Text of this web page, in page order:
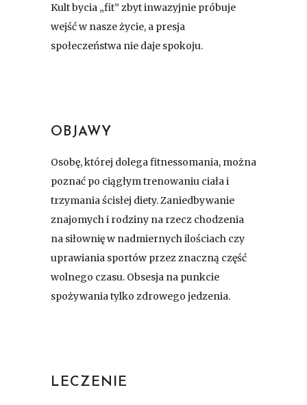
Kult bycia „fit” zbyt inwazyjnie próbuje
wejść w nasze życie, a presja
społeczeństwa nie daje spokoju.
OBJAWY
Osobę, której dolega fitnessomania, można
poznać po ciągłym trenowaniu ciała i
trzymania ścisłej diety. Zaniedbywanie
znajomych i rodziny na rzecz chodzenia
na siłownię w nadmiernych ilościach czy
uprawiania sportów przez znaczną część
wolnego czasu. Obsesja na punkcie
spożywania tylko zdrowego jedzenia.
LECZENIE